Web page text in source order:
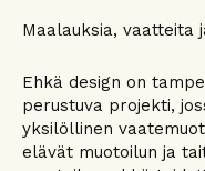
Maalauksia, vaatteita
Ehkä design on
perustuva projekti,
yksilöllinen
elävät muotoilun ja